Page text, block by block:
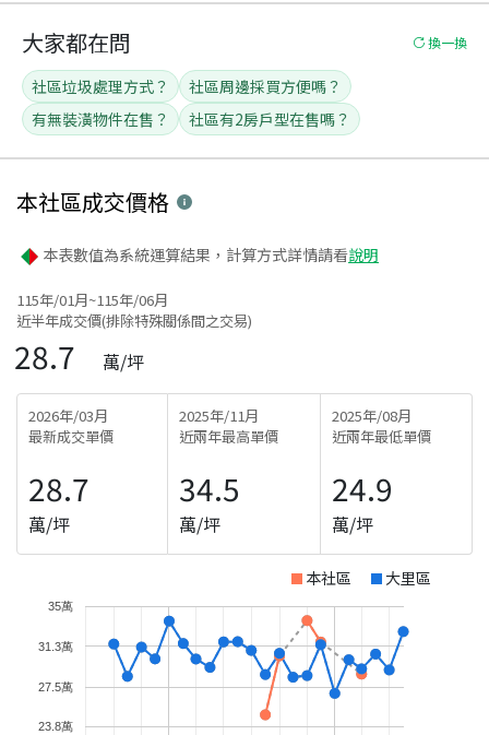
大家都在問 換一換
社區垃圾處理方式？
社區周邊採買方便嗎？
有無裝潢物件在售？
社區有2房戶型在售嗎？
本社區成交價格
本表數值為系統運算結果，計算方式詳情請看說明
115年/01月~115年/06月
近半年成交價(排除特殊關係間之交易)
28.7 萬/坪
2026年/03月
最新成交單價
28.7
萬/坪
2025年/11月
近兩年最高單價
34.5
萬/坪
2025年/08月
近兩年最低單價
24.9
萬/坪
本社區 大里區
23.8萬
27.5萬
31.3萬
35萬